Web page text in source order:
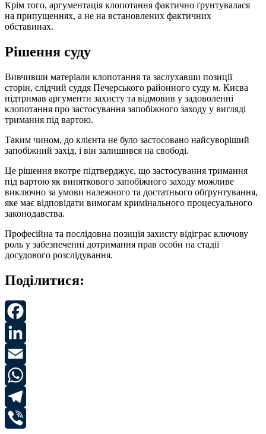
Крім того, аргументація клопотання фактично ґрунтувалася
на припущеннях, а не на встановлених фактичних
обставинах.
Рішення суду
Вивчивши матеріали клопотання та заслухавши позиції
сторін, слідчий суддя Печерського районного суду м. Києва
підтримав аргументи захисту та відмовив у задоволенні
клопотання про застосування запобіжного заходу у вигляді
тримання під вартою.
Таким чином, до клієнта не було застосовано найсуворіший
запобіжний захід, і він залишився на свободі.
Це рішення вкотре підтверджує, що застосування тримання
під вартою як виняткового запобіжного заходу можливе
виключно за умови належного та достатнього обґрунтування,
яке має відповідати вимогам кримінального процесуального
законодавства.
Професійна та послідовна позиція захисту відіграє ключову
роль у забезпеченні дотримання прав особи на стадії
досудового розслідування.
Поділитися:
Facebook
LinkedIn
Email
WhatsApp
Telegram